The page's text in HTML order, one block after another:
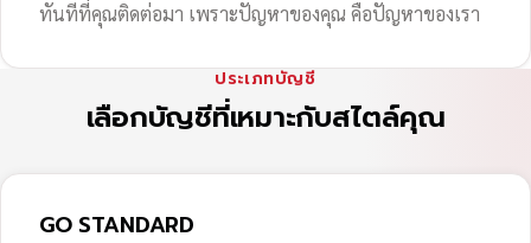
ทันทีที่คุณติดต่อมา เพราะปัญหาของคุณ คือปัญหาของเรา
ประเภทบัญชี
เลือกบัญชีที่เหมาะกับสไตล์คุณ
GO STANDARD